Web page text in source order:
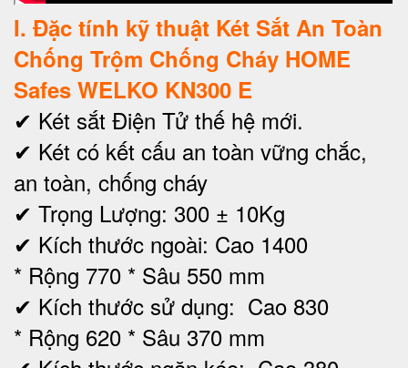
I. Đặc tính kỹ thuật Két Sắt An Toàn
Chống Trộm Chống Cháy HOME
Safes WELKO KN300 E
✔ Két sắt Điện Tử thế hệ mới.
✔ Két có kết cấu an toàn vững chắc,
an toàn, chống cháy
✔ Trọng Lượng: 300 ± 10Kg
✔ Kích thước ngoài: Cao 1400
* Rộng 770 * Sâu 550 mm
✔ Kích thước sử dụng: Cao 830
* Rộng 620 * Sâu 370 mm